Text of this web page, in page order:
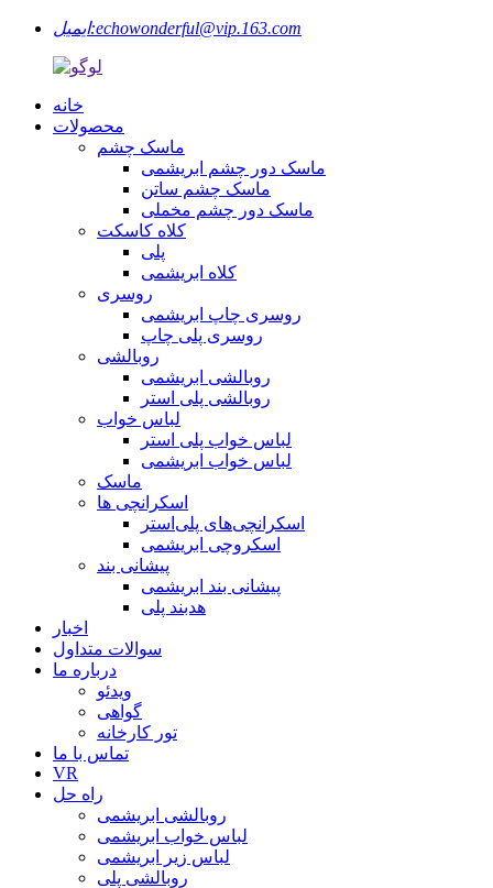
ایمیل:echowonderful@vip.163.com
خانه
محصولات
ماسک چشم
ماسک دور چشم ابریشمی
ماسک چشم ساتن
ماسک دور چشم مخملی
کلاه کاسکت
پلی
کلاه ابریشمی
روسری
روسری چاپ ابریشمی
روسری پلی چاپ
روبالشی
روبالشی ابریشمی
روبالشی پلی استر
لباس خواب
لباس خواب پلی استر
لباس خواب ابریشمی
ماسک
اسکرانچی ها
اسکرانچی‌های پلی‌استر
اسکروچی ابریشمی
پیشانی بند
پیشانی بند ابریشمی
هدبند پلی
اخبار
سوالات متداول
درباره ما
ویدئو
گواهی
تور کارخانه
تماس با ما
VR
راه حل
روبالشی ابریشمی
لباس خواب ابریشمی
لباس زیر ابریشمی
روبالشی پلی